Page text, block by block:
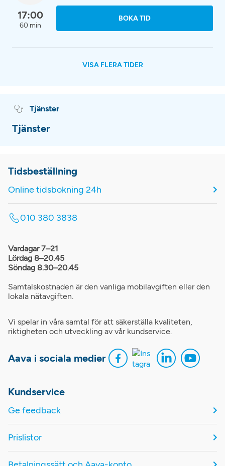
17:00
60 min
BOKA TID
VISA FLERA TIDER
Tjänster
Tjänster
Tidsbeställning
Online tidsbokning 24h
010 380 3838
Vardagar 7–21
Lördag 8–20.45
Söndag 8.30–20.45
Samtalskostnaden är den vanliga mobilavgiften eller den
lokala nätavgiften.
Vi spelar in våra samtal för att säkerställa kvaliteten,
riktigheten och utveckling av vår kundservice.
Aava i sociala medier
Kundservice
Ge feedback
Prislistor